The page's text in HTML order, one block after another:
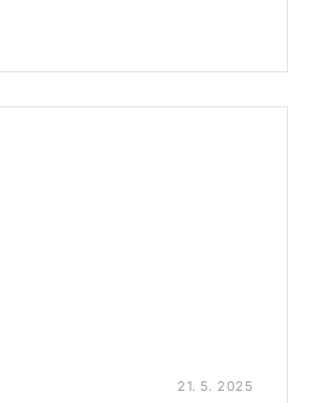
21. 5. 2025